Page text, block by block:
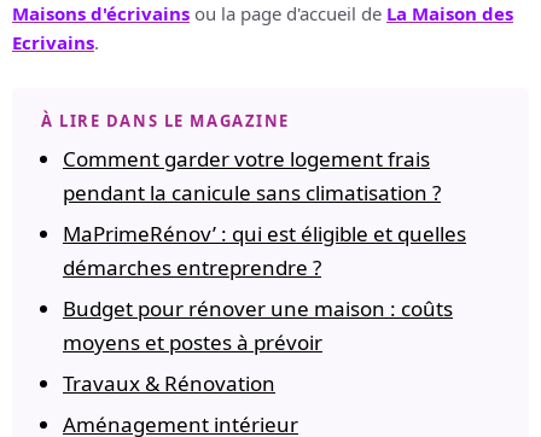
Maisons d'écrivains ou la page d'accueil de La Maison des
Ecrivains.
À LIRE DANS LE MAGAZINE
Comment garder votre logement frais
pendant la canicule sans climatisation ?
MaPrimeRénov’ : qui est éligible et quelles
démarches entreprendre ?
Budget pour rénover une maison : coûts
moyens et postes à prévoir
Travaux & Rénovation
Aménagement intérieur